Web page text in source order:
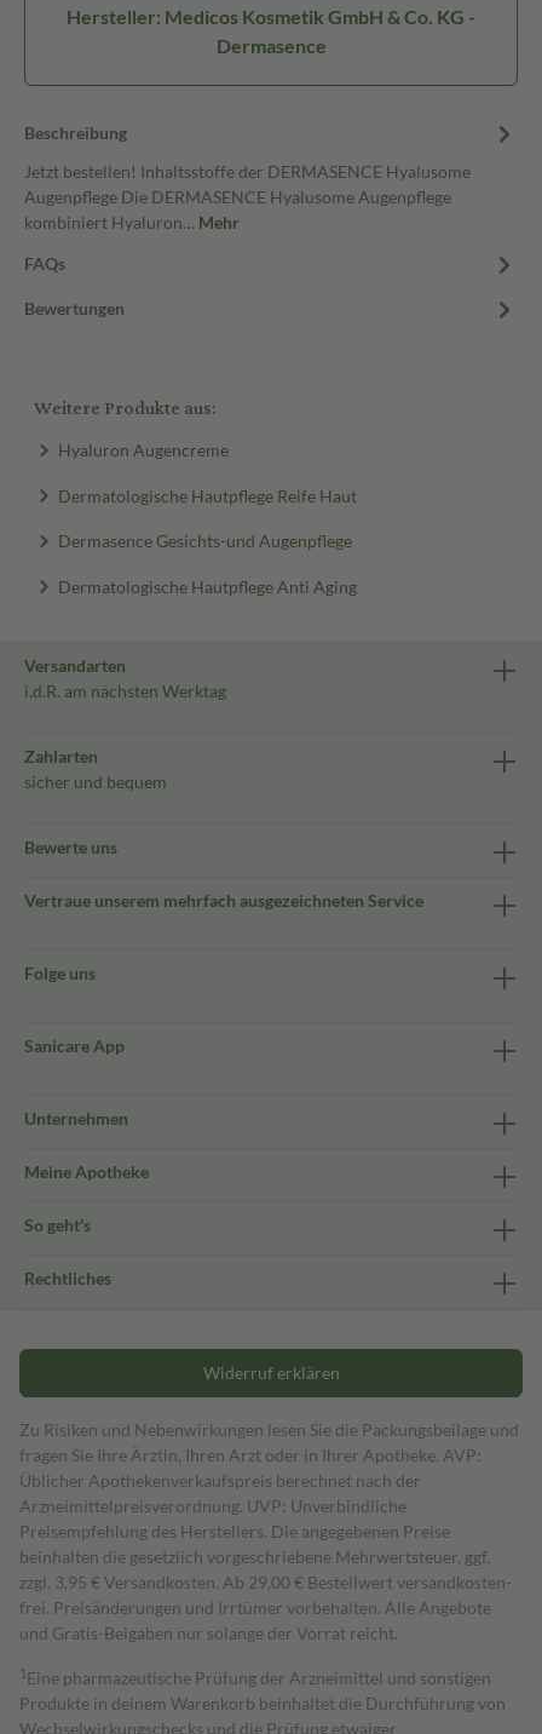
Hersteller: Medicos Kosmetik GmbH & Co. KG -
Dermasence
Beschreibung
Jetzt bestellen! Inhaltsstoffe der DERMASENCE Hyalusome
Augenpflege Die DERMASENCE Hyalusome Augenpflege
kombiniert Hyaluron… Mehr
FAQs
Bewertungen
Weitere Produkte aus:
Hyaluron Augencreme
Dermatologische Hautpflege Reife Haut
Dermasence Gesichts-und Augenpflege
Dermatologische Hautpflege Anti Aging
Versandarten
i.d.R. am nächsten Werktag
Zahlarten
sicher und bequem
Bewerte uns
Vertraue unserem mehrfach ausgezeichneten Service
Folge uns
Sanicare App
Unternehmen
Meine Apotheke
So geht's
Rechtliches
Widerruf erklären
Zu Risiken und Nebenwirkungen lesen Sie die Packungsbeilage und
fragen Sie Ihre Ärztin, Ihren Arzt oder in Ihrer Apotheke. AVP:
Üblicher Apothekenverkaufspreis berechnet nach der
Arzneimittelpreisverordnung. UVP: Unverbindliche
Preisempfehlung des Herstellers. Die angegebenen Preise
beinhalten die gesetzlich vorgeschriebene Mehrwertsteuer, ggf.
zzgl. 3,95 € Versandkosten. Ab 29,00 € Bestell­wert versand­kosten­
frei. Preisänderungen und Irrtümer vorbehalten. Alle Angebote
und Gratis-Beigaben nur solange der Vorrat reicht.
1 Eine pharmazeutische Prüfung der Arzneimittel und sonstigen
Produkte in deinem Warenkorb beinhaltet die Durchführung von
Wechselwirkungschecks und die Prüfung etwaiger